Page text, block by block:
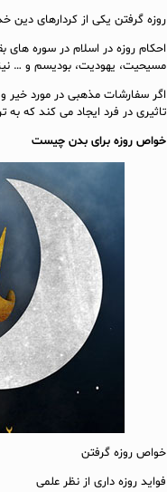
روزه گرفتن یکی از کردارهای
احکام روزه در اسلام در سوره های
مسیحیت، یهودیت، بودیسم و …
اگر سفارشات مذهبی در مورد خیر
تاثیری در فرد ایجاد می کند که به
خواص روزه برای بدن چیست
خواص روزه گرفتن
فواید روزه داری از نظر علمی